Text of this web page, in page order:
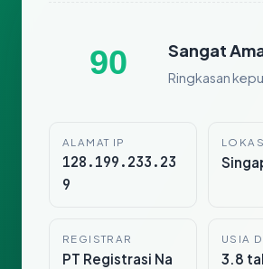
90 Sangat
Ringkasan
ALAMAT IP
128.199.233.23
9
REGISTRAR
PT Registrasi Na
USIA
3.8